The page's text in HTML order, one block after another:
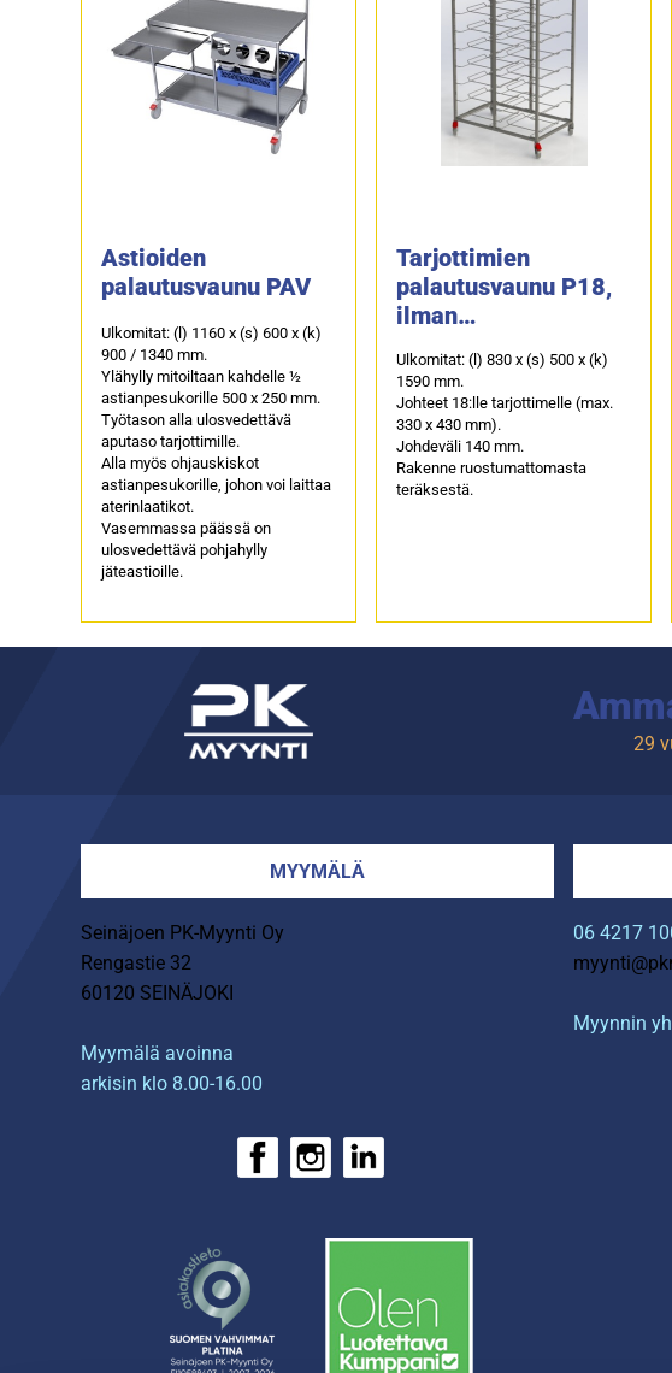
Astioiden
palautusvaunu PAV
Ulkomitat: (l) 1160 x (s) 600 x (k)
900 / 1340 mm.
Ylähylly mitoiltaan kahdelle ½
astianpesukorille 500 x 250 mm.
Työtason alla ulosvedettävä
aputaso tarjottimille.
Alla myös ohjauskiskot
astianpesukorille, johon voi laittaa
aterinlaatikot.
Vasemmassa päässä on
ulosvedettävä pohjahylly
jäteastioille.
Tarjottimien
palautusvaunu P18,
ilman
Ulkomitat: (l) 830 x (s) 500 x (k)
1590 mm.
Johteet 18:lle tarjottimelle (max.
330 x 430 mm).
Johdeväli 140 mm.
Rakenne ruostumattomasta
teräksestä.
29
MYYMÄLÄ
Seinäjoen PK-Myynti Oy
Rengastie 32
60120 SEINÄJOKI
Myymälä avoinna
arkisin klo 8.00-16.00
06 4217
Myynnin